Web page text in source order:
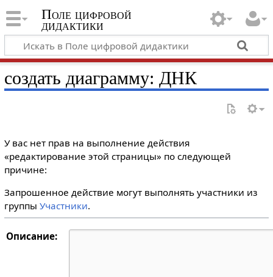
Поле цифровой
дидактики
создать диаграмму: ДНК
У вас нет прав на выполнение действия
«редактирование этой страницы» по следующей
причине:
Запрошенное действие могут выполнять участники из
группы Участники.
Описание: